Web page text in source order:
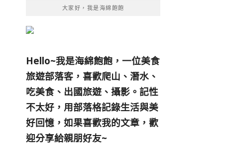
大家好，我是海綿飽飽
Hello~我是海綿飽飽，一位美食
旅遊部落客， 喜歡爬山、潛水、
吃美食、出國旅遊、攝影。 記性
不太好，用部落格記錄生活與美
好回憶， 如果喜歡我的文章，歡
迎分享給親朋好友~